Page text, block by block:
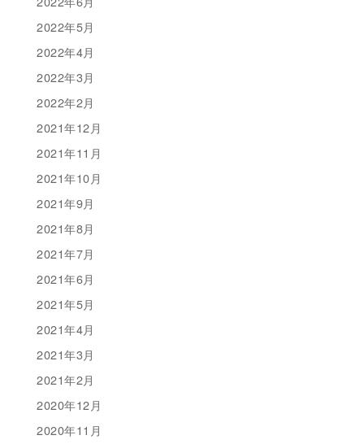
2022年5月
2022年4月
2022年3月
2022年2月
2021年12月
2021年11月
2021年10月
2021年9月
2021年8月
2021年7月
2021年6月
2021年5月
2021年4月
2021年3月
2021年2月
2020年12月
2020年11月